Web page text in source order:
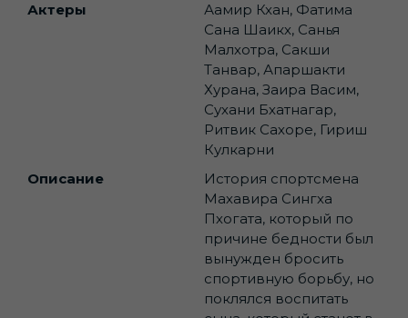
Актеры
Аамир Кхан, Фатима
Сана Шаикх, Санья
Малхотра, Сакши
Танвар, Апаршакти
Хурана, Заира Васим,
Сухани Бхатнагар,
Ритвик Сахоре, Гириш
Кулкарни
Описание
История спортсмена
Махавира Сингха
Пхогата, который по
причине бедности был
вынужден бросить
спортивную борьбу, но
поклялся воспитать